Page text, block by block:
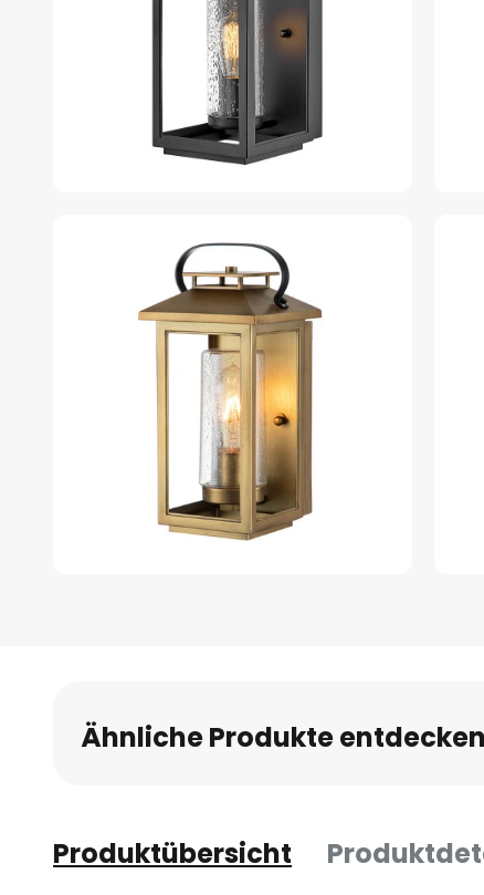
Ähnliche Produkte entdecken
Produktübersicht